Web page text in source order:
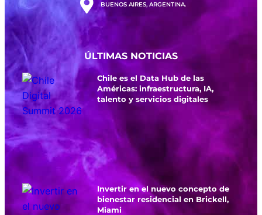
BUENOS AIRES, ARGENTINA.
ÚLTIMAS NOTICIAS
Chile es el Data Hub de las
Américas: infraestructura, IA,
talento y servicios digitales
Invertir en el nuevo concepto de
bienestar residencial en Brickell,
Miami